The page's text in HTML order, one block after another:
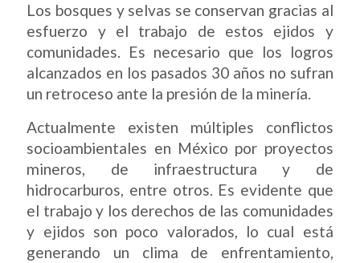
Los bosques y selvas se conservan gracias al
esfuerzo y el trabajo de estos ejidos y
comunidades. Es necesario que los logros
alcanzados en los pasados 30 años no sufran
un retroceso ante la presión de la minería.
Actualmente existen múltiples conflictos
socioambientales en México por proyectos
mineros, de infraestructura y de
hidrocarburos, entre otros. Es evidente que
el trabajo y los derechos de las comunidades
y ejidos son poco valorados, lo cual está
generando un clima de enfrentamiento,